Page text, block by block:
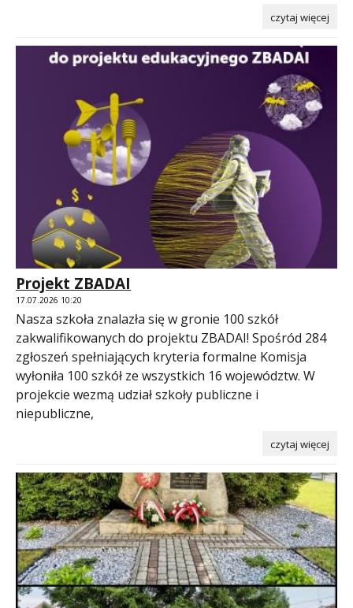
czytaj więcej
Projekt ZBADAI
17.07.2026 10:20
Nasza szkoła znalazła się w gronie 100 szkół
zakwalifikowanych do projektu ZBADAI! Spośród 284
zgłoszeń spełniających kryteria formalne Komisja
wyłoniła 100 szkół ze wszystkich 16 województw. W
projekcie wezmą udział szkoły publiczne i
niepubliczne,
czytaj więcej